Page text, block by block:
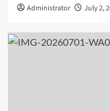
Administrator July 2,